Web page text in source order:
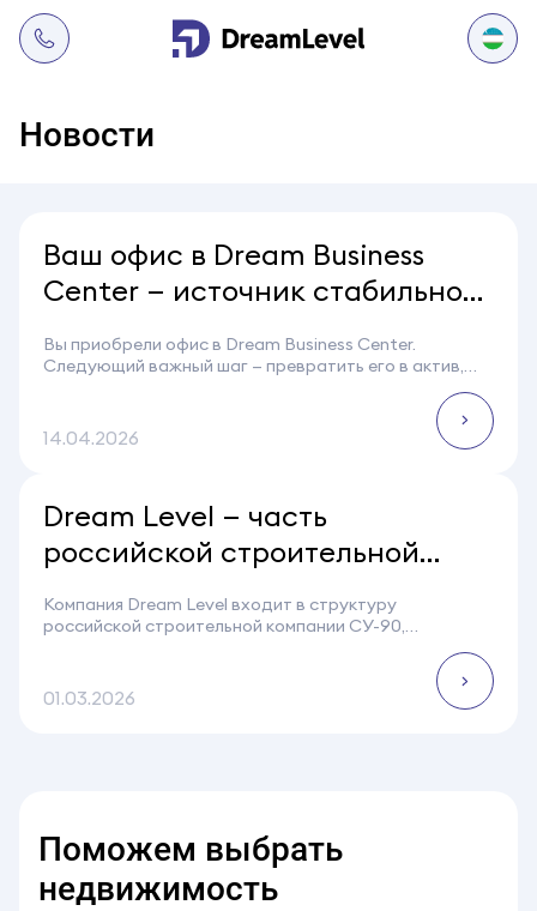
Новости
Ваш офис в Dream Business
Center — источник стабильного
Вы приобрели офис в Dream Business Center.
Следующий важный шаг — превратить его в актив,
14.04.2026
Dream Level — часть
российской строительной
Компания Dream Level входит в структуру
российской строительной компании СУ-90,
01.03.2026
Поможем выбрать
недвижимость